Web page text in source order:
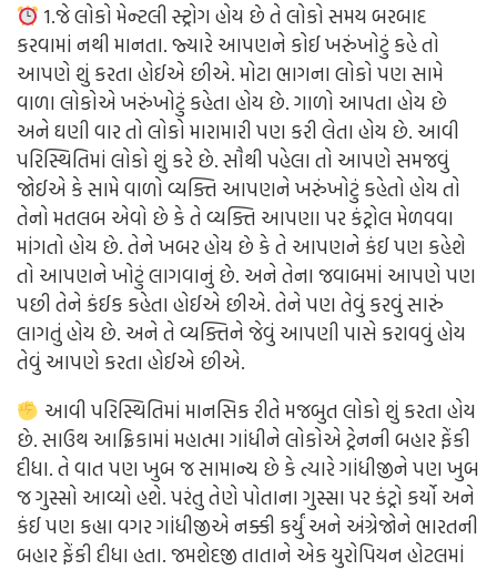
1.જે લોકો મેન્ટલી સ્ટ્રોગ હોય છે તે લોકો સમય બરબાદ
કરવામાં નથી માનતા.જ્યારે આપણને કોઈ ખરુંખોટું કહે તો
આપણે શું કરતા હોઈએ છીએ. મોટા ભાગના લોકો પણ સામે
વાળા લોકોએ ખરુંખોટું કહેતા હોય છે. ગાળો આપતા હોય છે
અને ઘણી વાર તો લોકો મારામારી પણ કરી લેતા હોય છે. આવી
પરિસ્થિતિમાં લોકો શું કરે છે. સૌથી પહેલા તો આપણે સમજવું
જોઈએ કે સામે વાળો વ્યક્તિ આપણને ખરુંખોટું કહેતો હોય તો
તેનો મતલબ એવો છે કે તે વ્યક્તિ આપણા પર કંટ્રોલ મેળવવા
માંગતો હોય છે. તેને ખબર હોય છે કે તે આપણને કંઈ પણ કહેશે
તો આપણને ખોટું લાગવાનું છે. અને તેના જવાબમાં આપણે પણ
પછી તેને કંઈક કહેતા હોઈએ છીએ. તેને પણ તેવું કરવું સારું
લાગતું હોય છે. અને તે વ્યક્તિને જેવું આપણી પાસે કરાવવું હોય
તેવું આપણે કરતા હોઈએ છીએ.
આવી પરિસ્થિતિમાં માનસિક રીતે મજબુત લોકો શું કરતા હોય
છે. સાઉથ આફ્રિકામાં મહાત્મા ગાંધીને લોકોએ ટ્રેનની બહાર ફેંકી
દીધા. તે વાત પણ ખુબ જ સામાન્ય છે કે ત્યારે ગાંધીજીને પણ ખુબ
જ ગુસ્સો આવ્યો હશે. પરંતુ તેણે પોતાના ગુસ્સા પર કંટ્રો કર્યો અને
કંઈ પણ કહ્યા વગર ગાંધીજીએ નક્કી કર્યું અને અંગ્રેજોને ભારતની
બહાર ફેંકી દીધા હતા. જમશેદજી તાતાને એક યુરોપિયન હોટલમાં